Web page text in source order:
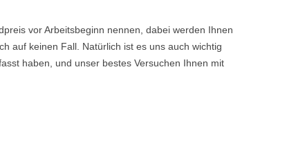
vor Arbeitsbeginn nennen, dabei werden Ihnen
auf keinen Fall. Natürlich ist es uns auch wichtig
haben, und unser bestes Versuchen Ihnen mit